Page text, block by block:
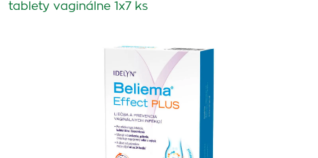
tablety vaginálne 1x7 ks